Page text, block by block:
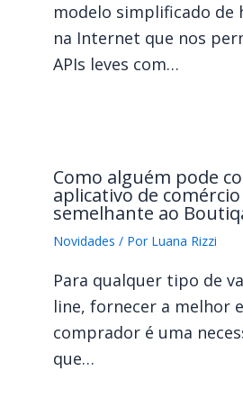
modelo simplificado de
na Internet que nos
APIs leves com…
Como alguém pode
aplicativo de
semelhante ao
Novidades / Por Luana Rizzi
Para qualquer tipo de
line, fornecer a melhor
comprador é uma
que…